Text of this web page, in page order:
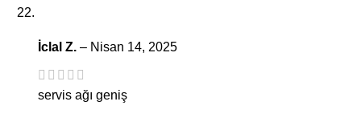
İclal Z. – Nisan 14, 2025
servis ağı geniş